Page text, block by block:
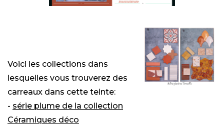
Voici les collections dans
lesquelles vous trouverez des
carreaux dans cette teinte:
- série plume de la collection
Céramiques déco